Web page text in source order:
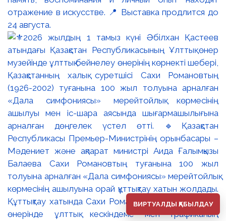
отражение в искусстве. 📍 Выставка продлится до
24 августа.
ВИРТУАЛДЫ ҚАБЫЛДАУ